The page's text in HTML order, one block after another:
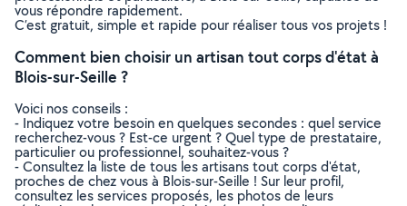
vous répondre rapidement.
C’est gratuit, simple et rapide pour réaliser tous vos projets !
Comment bien choisir un artisan tout corps d'état à
Blois-sur-Seille ?
Voici nos conseils :
- Indiquez votre besoin en quelques secondes : quel service
recherchez-vous ? Est-ce urgent ? Quel type de prestataire,
particulier ou professionnel, souhaitez-vous ?
- Consultez la liste de tous les artisans tout corps d'état,
proches de chez vous à Blois-sur-Seille ! Sur leur profil,
consultez les services proposés, les photos de leurs